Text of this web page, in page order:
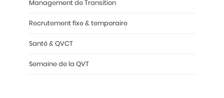
Management de Transition
Recrutement fixe & temporaire
Santé & QVCT
Semaine de la QVT